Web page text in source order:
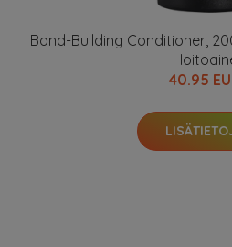
Bond-Building Conditioner,
40.95